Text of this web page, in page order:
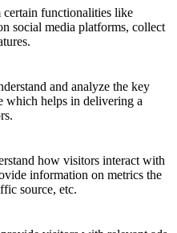
functionalities like
social media platforms, collect
and analyze the key
which helps in delivering a
how visitors interact with
information on metrics the
source, etc.